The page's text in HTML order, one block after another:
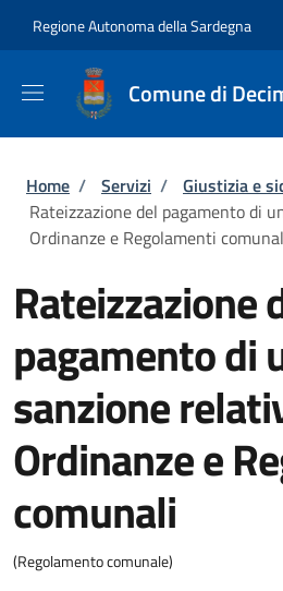
Regione Autonoma della Sardegna
Comune di
Briciole di pane
Home / Servizi / Giustizia e
Rateizzazione del pagamento di
Ordinanze e Regolamenti
Rateizzazione
pagamento di
sanzione
Ordinanze e
comunali
(Regolamento comunale)